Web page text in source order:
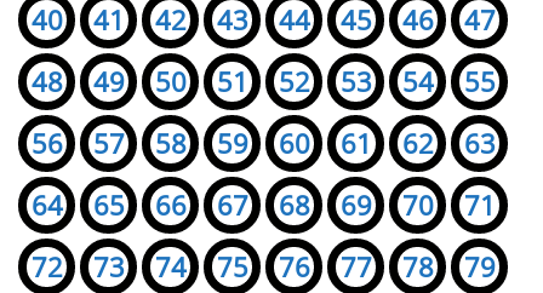
40
41 42 43 44 45 46
47
48
49 50 51 52 53 54
55
56
57 58 59 60 61 62
63
64
65 66 67 68 69 70
71
72
73 74 75 76 77 78
79